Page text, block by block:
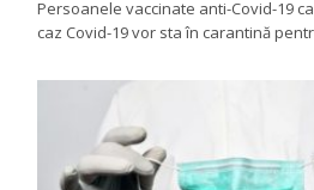
Persoanele vaccinate anti-Covid-19
caz Covid-19 vor sta în carantină